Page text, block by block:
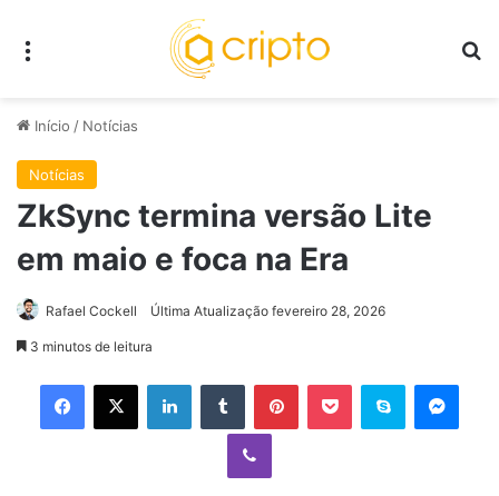
Início / Notícias
Notícias
ZkSync termina versão Lite
em maio e foca na Era
Rafael Cockell Última Atualização fevereiro 28, 2026
3 minutos de leitura
Facebook
X LinkedinTumblr PinterestPocket Skype
Viber